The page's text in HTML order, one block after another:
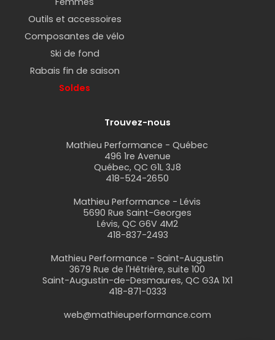
Outils et accessoires
Composantes de vélo
Ski de fond
Rabais fin de saison
Soldes
Trouvez-nous
Mathieu Performance - Québec
496 1re Avenue
Québec, QC G1L 3J8
418-524-2650
Mathieu Performance - Lévis
5690 Rue Saint-Georges
Lévis, QC G6V 4M2
418-837-2493
Mathieu Performance - Saint-Augustin
3679 Rue de l'Hêtrière, suite 100
Saint-Augustin-de-Desmaures, QC G3A 1X1
418-871-0333
web@mathieuperformance.com